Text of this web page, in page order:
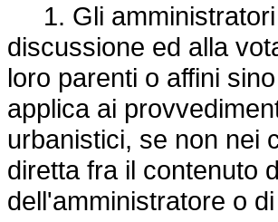
1. Gli amministratori
discussione ed alla
loro parenti o affini
applica ai
urbanistici, se non nei
diretta fra il contenuto
dell'amministratore o